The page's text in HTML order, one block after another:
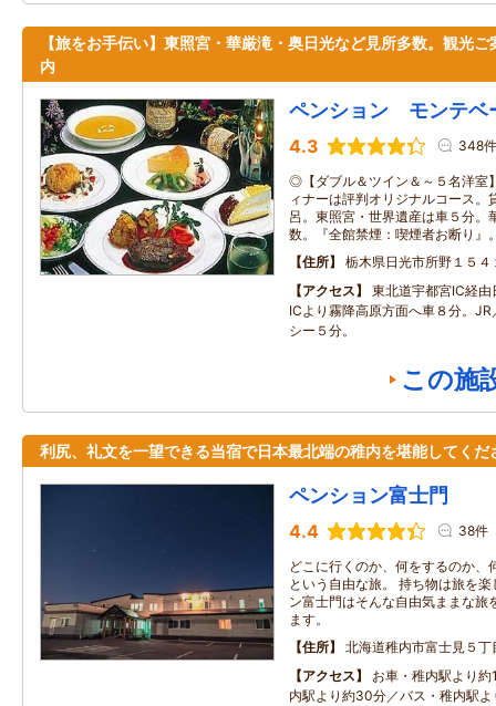
【旅をお手伝い】東照宮・華厳滝・奥日光など見所多数。観光ご
内
ペンション モンテベ
4.3 348件
◎【ダブル＆ツイン＆～５名洋室
ィナーは評判オリジナルコース。
呂。東照宮・世界遺産は車５分。
数。『全館禁煙：喫煙者お断り』
住所
栃木県日光市所野１５４
アクセス
東北道宇都宮IC経
ICより霧降高原方面へ車８分。
シー５分。
この施
利尻、礼文を一望できる当宿で日本最北端の稚内を堪能してくだ
ペンション富士門
4.4 38件
どこに行くのか、何をするのか、
という自由な旅。 持ち物は旅を
ン富士門はそんな自由気ままな旅
ます。
住所
北海道稚内市富士見５
アクセス
お車・稚内駅より
内駅より約30分／バス・稚内駅